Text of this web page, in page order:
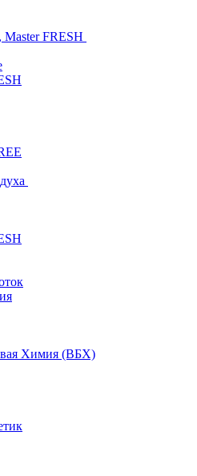
FRESH
Химия (ВБХ)